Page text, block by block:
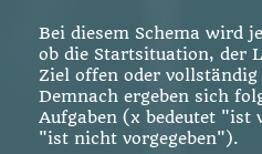
Bei diesem Schema wird
ob die Startsituation, der
Ziel offen oder vollständig
Demnach ergeben sich
Aufgaben (x bedeutet "ist
"ist nicht vorgegeben").